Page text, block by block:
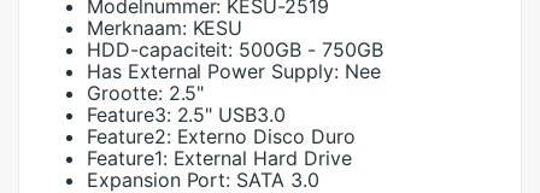
Modelnummer: KESU-2519
Merknaam: KESU
HDD-capaciteit: 500GB - 750GB
Has External Power Supply: Nee
Grootte: 2.5"
Feature3: 2.5" USB3.0
Feature2: Externo Disco Duro
Feature1: External Hard Drive
Expansion Port: SATA 3.0